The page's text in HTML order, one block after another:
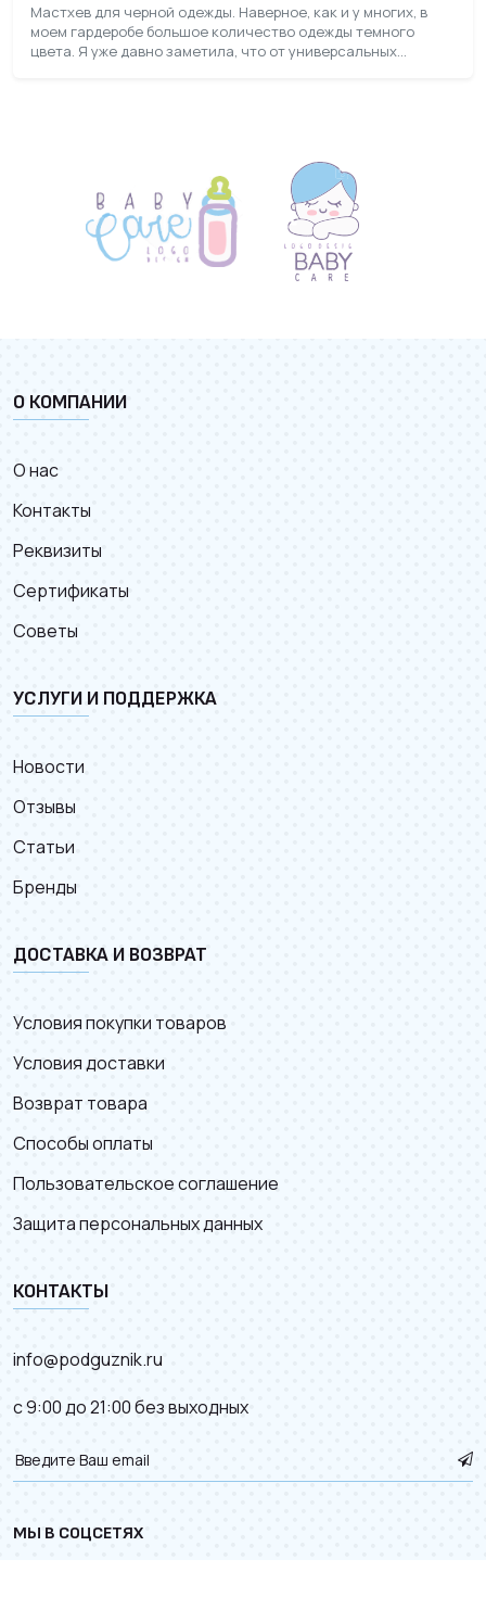
Мастхев для черной одежды. Наверное, как и у многих, в
моем гардеробе большое количество одежды темного
цвета. Я уже давно заметила, что от универсальных
Итак, гель бесцветный с нежным приятным ароматом. Со
своей задачей справился прекрасно – одежда осталась
насыщенного черного цвета, загрязнения отстирались. Я
добавляла половину колпачка примерно на 3 кг одежды, т.е.
расходуется средство довольно экономно.
порадовала, а так как отзывов о нем в интернете очень
О КОМПАНИИ
О нас
Контакты
Реквизиты
Сертификаты
Советы
УСЛУГИ И ПОДДЕРЖКА
Новости
Отзывы
Статьи
Бренды
ДОСТАВКА И ВОЗВРАТ
Условия покупки товаров
Условия доставки
Возврат товара
Способы оплаты
Пользовательское соглашение
Защита персональных данных
КОНТАКТЫ
info@podguznik.ru
с 9:00 до 21:00 без выходных
МЫ В СОЦСЕТЯХ